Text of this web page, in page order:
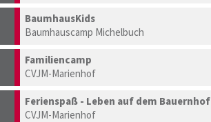
BaumhausKids
Baumhauscamp Michelbuch
Familiencamp
CVJM-Marienhof
Ferienspaß - Leben auf dem Bauernhof
CVJM-Marienhof